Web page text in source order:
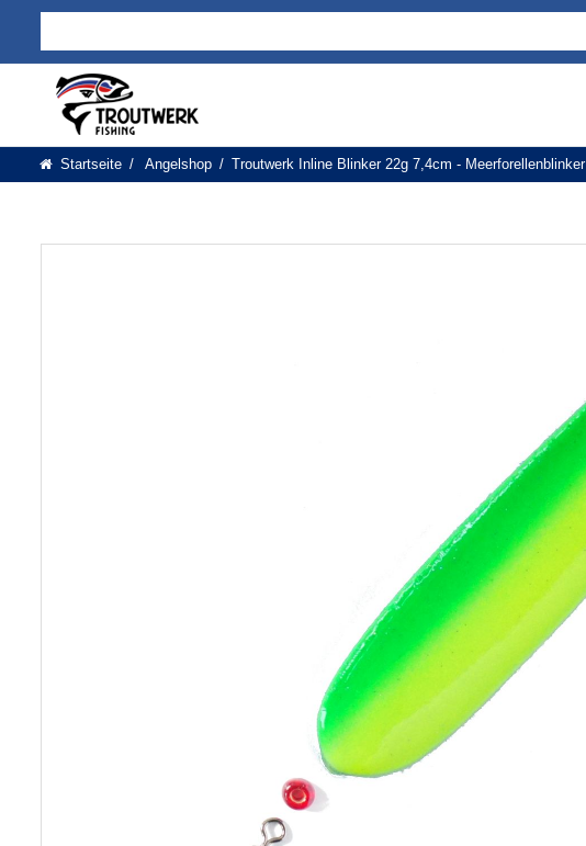
Startseite Angelshop Troutwerk Inline Blinker 22g 7,4cm - Meerforellenblinker